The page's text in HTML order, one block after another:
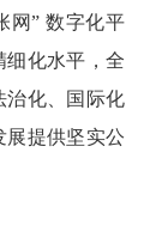
网” 数字化平
细化水平，全
治化、国际化
展提供坚实公